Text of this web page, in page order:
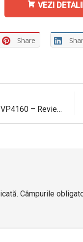
VEZI
Share
Aspirator vertical 2 in 1 Concept VP4160 – Review si Pareri utile
Câmpurile